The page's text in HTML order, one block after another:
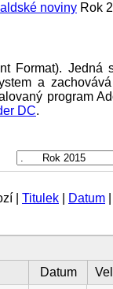
noviny Rok
Format). Jedná
a
program
DC.
| Titulek Datum
Datum